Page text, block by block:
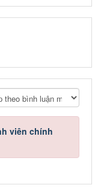
viên chính